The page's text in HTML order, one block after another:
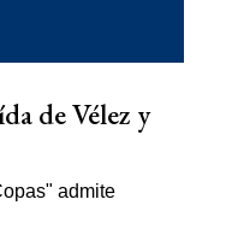
de Vélez y